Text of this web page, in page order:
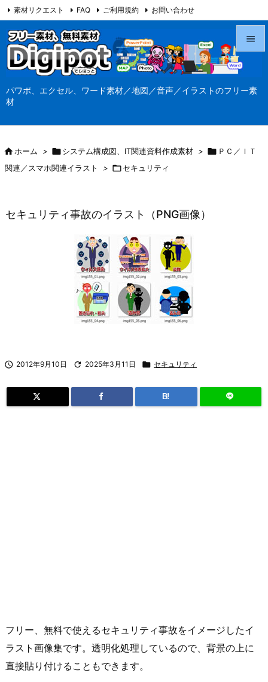
パワポ、エクセル、ワード素材／地図／音声／イラストのフリー素
材




素材リクエスト FAQ ご利用規約 お問い合わせ
当サイト（Digipot.net）について
ホーム > システム構成図、IT関連資料作成素材 >  ＰＣ／ＩＴ
関連／スマホ関連イラスト
> セキュリティ
セキュリティ事故のイラスト（PNG画像）
 2012年9月10日  2025年3月11日  セキュリティ
B!
フリー、無料で使えるセキュリティ事故をイメージしたイ
ラスト画像集です。透明化処理しているので、背景の上に
直接貼り付けることもできます。